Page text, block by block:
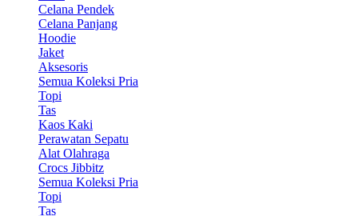
Celana Pendek
Celana Panjang
Hoodie
Jaket
Aksesoris
Semua Koleksi Pria
Topi
Tas
Kaos Kaki
Perawatan Sepatu
Alat Olahraga
Crocs Jibbitz
Semua Koleksi Pria
Topi
Tas